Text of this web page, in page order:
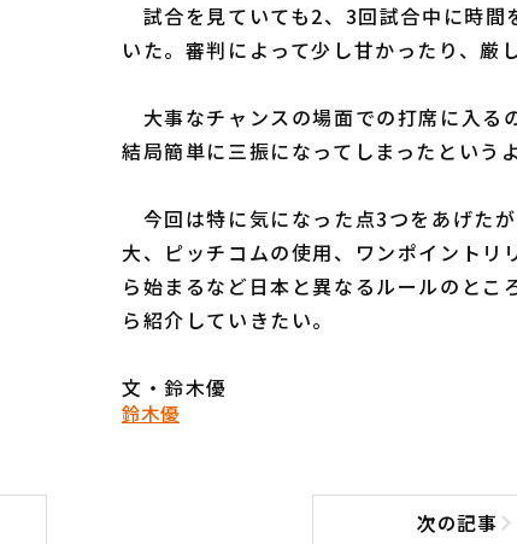
試合を見ていても2、3回試合中に時間
いた。審判によって少し甘かったり、厳
大事なチャンスの場面での打席に入る
結局簡単に三振になってしまったという
今回は特に気になった点3つをあげた
大、ピッチコムの使用、ワンポイント
ら始まるなど日本と異なるルールのと
ら紹介していきたい。
文・鈴木優
鈴木優
次の記事
次の